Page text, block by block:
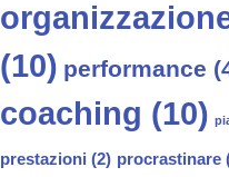
(10) performance
coaching (10)
prestazioni (2) procrastinare